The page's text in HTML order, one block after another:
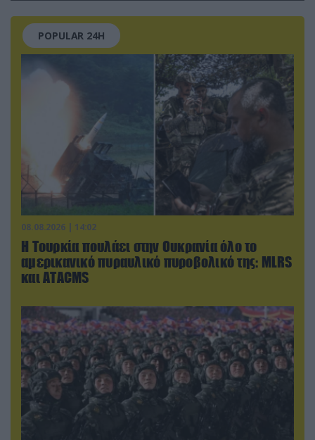
POPULAR 24H
08.08.2026 | 14:02
Η Τουρκία πουλάει στην Ουκρανία όλο το
αμερικανικό πυραυλικό πυροβολικό της: MLRS
και ΑΤΑCMS